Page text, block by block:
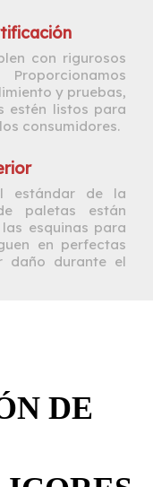
con rigurosos
y pruebas,
estén listos para
consumidores.
estándar de la
paletas están
esquinas para
en perfectas
daño durante el
DE